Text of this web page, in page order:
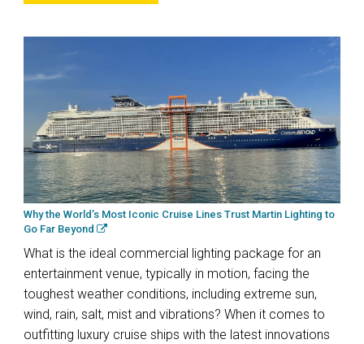
Why the World’s Most Iconic Cruise Lines Trust Martin Lighting to
Go Far Beyond
What is the ideal commercial lighting package for an
entertainment venue, typically in motion, facing the
toughest weather conditions, including extreme sun,
wind, rain, salt, mist and vibrations? When it comes to
outfitting luxury cruise ships with the latest innovations